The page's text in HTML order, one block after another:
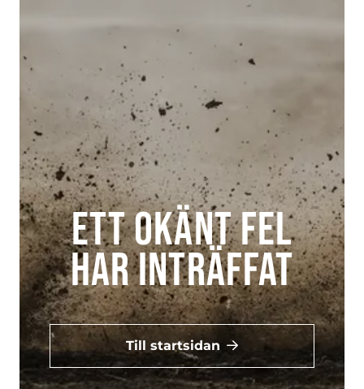
Ett okänt fel
har inträffat
Till startsidan